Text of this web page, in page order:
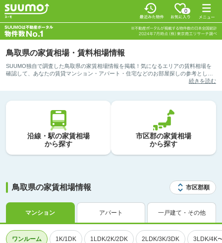
0
鳥取県の家賃相場・賃料相場情報
SUUMO独自で調査した鳥取県の家賃相場情報を掲載！気になるエリアの賃料相場を
確認して、あなたの賃貸マンション・アパート・住宅などのお部屋探しの参考として
続きを読む
沿線・駅の家賃相場
から探す
市区郡の家賃相場
から探す
鳥取県の家賃相場情報 市区郡順
マンション アパート 一戸建て・その他
ワンルーム 1K/1DK 1LDK/2K/2DK 2LDK/3K/3DK 3LDK/4K